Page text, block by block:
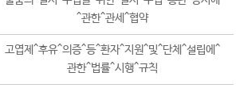
^관한^관세^협약
고엽제^후유^의증^등^환자^지원^및^단체^설립에^
관한^법률^시행^규칙